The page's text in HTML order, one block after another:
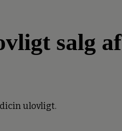
salg af
ulovligt.